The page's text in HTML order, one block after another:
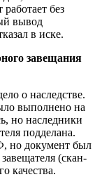
без
вывод
в иске.
завещания
о наследстве.
выполнено на
но наследники
подделана.
но документ был
(скан-
качества.